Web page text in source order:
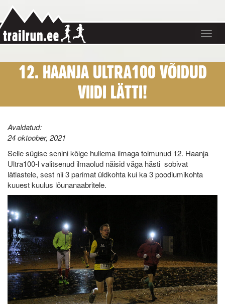
Toggle
12. HAANJA ULTRA100 VÕIDUD
VIIDI LÄTTI!
Avaldatud:
24 oktoober, 2021
Selle sügise senini kõige hullema ilmaga toimunud 12. Haanja
Ultra100-l valitsenud ilmaolud näisid väga hästi sobivat
lätlastele, sest nii 3 parimat üldkohta kui ka 3 poodiumikohta
kuuest kuulus lõunanaabritele.